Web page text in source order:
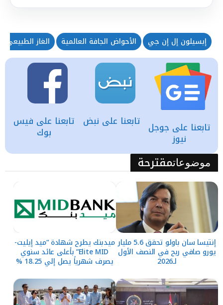
إبسيلون إل إن جي الأحواض الجافة العالمية الغاز الطبيعي
تابعنا على فيس
بوك
تابعنا على نبض تابعنا على جوجل
نيوز
موضوعاتمقترحة
إنتيسا سان باولو تحقق 5.6 مليار
يورو صافي ربح في النصف الأول
لـ2026
ميدبنك يطرح شهادة “ميد إيليت-
Elite MID” بأعلى عائد سنوي
يصرف شهرياً يصل إلي 18.25 %